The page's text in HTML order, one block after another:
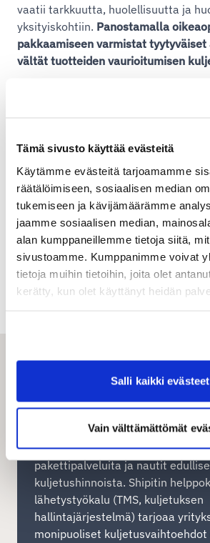
Tämä sivusto käyttää evästeitä
Käytämme evästeitä tarjoamamme
räätälöimiseen, sosiaalisen median
tukemiseen ja kävijämäärämme
jaamme sosiaalisen median,
alan kumppaneillemme tietoja siitä,
sivustoamme. Kumppanimme voivat
tietoja muihin tietoihin, joita olet
kerätty, kun olet käyttänyt heidän
Salli kaikki evästeet
Vain välttämättömät
vaatii tarkkuutta, huolellisuutta ja
yksityiskohtiin. Panostamalla
pakkaamiseen varmistat
vältät tuotteiden vaurioitumisen
palveluihimme verkkokauppoille
osoitteessa
shipit.fi/
Asiakaspalvelumme palvelee arkisin
+358 (0)20 752 8488
asiakaspalvelu (at) shipit.fi
verkkosivujemme chatissa
Rekisteröidy
Kun rekisteröidyt Shipitin
välittömästi pääsyn laajaan
pakettipalveluita ja nautit
kuljetushinnoista. Shipitin
lähetystyökalu (TMS, kuljetuksen
hallintajärjestelmä) tarjoaa
monipuoliset